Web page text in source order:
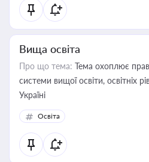
Вища освіта
Про що тема: Тема охоплює
системи вищої освіти, освітніх
Україні
Освіта